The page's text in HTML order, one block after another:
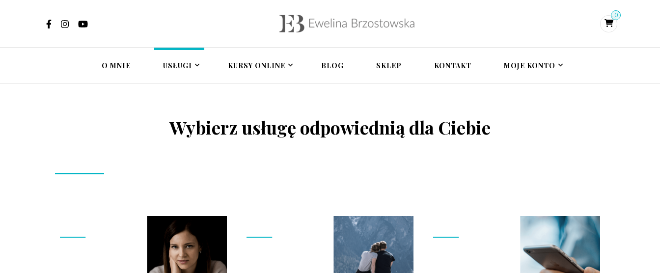
Ewelina Brzostowska – psycholożka i psychoterapeutka
integracyjna, zdrada i trauma
Psychoterapia, terapia par, rozwój osobisty, pomoc po zdradzie, terapia traumy 0
O MNIE USŁUGI KURSY ONLINE BLOG SKLEP KONTAKT MOJE KONTO
Wybierz usługę odpowiednią dla Ciebie